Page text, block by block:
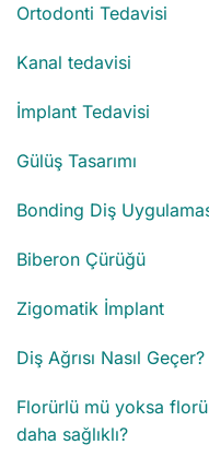
Ortodonti Tedavisi
Kanal tedavisi
İmplant Tedavisi
Gülüş Tasarımı
Bonding Diş
Biberon Çürüğü
Zigomatik İmplant
Diş Ağrısı Nasıl
Florürlü mü yoksa
daha sağlıklı?